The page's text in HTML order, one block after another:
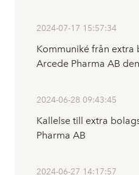
2024-07-17 15:57:34
Kommuniké från extra
Arcede Pharma AB
2024-06-28 09:43:45
Kallelse till extra
Pharma AB
2024-06-27 14:17:57